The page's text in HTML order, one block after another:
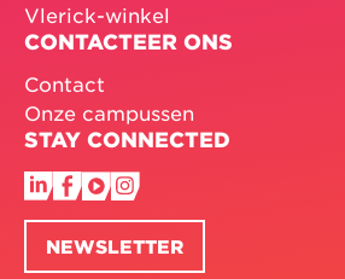
Vlerick-winkel
CONTACTEER ONS
Contact
Onze campussen
STAY CONNECTED
NEWSLETTER